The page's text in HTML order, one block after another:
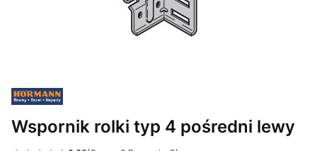
Wspornik rolki typ 4 pośredni lewy